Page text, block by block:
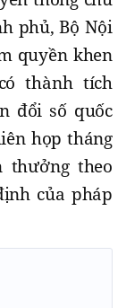
phủ, Bộ Nội
quyền khen
thành tích
đổi số quốc
họp tháng
thưởng theo
của pháp